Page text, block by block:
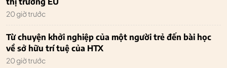
20 giờ trước
Từ chuyện khởi nghiệp của một người trẻ đến bài học
về sở hữu trí tuệ của HTX
20 giờ trước